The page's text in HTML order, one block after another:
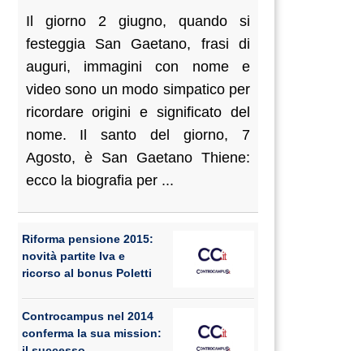
Il giorno 2 giugno, quando si
festeggia San Gaetano, frasi di
auguri, immagini con nome e
video sono un modo simpatico per
ricordare origini e significato del
nome. Il santo del giorno, 7
Agosto, è San Gaetano Thiene:
ecco la biografia per ...
Riforma pensione 2015:
novità partite Iva e
ricorso al bonus Poletti
Controcampus nel 2014
conferma la sua mission: